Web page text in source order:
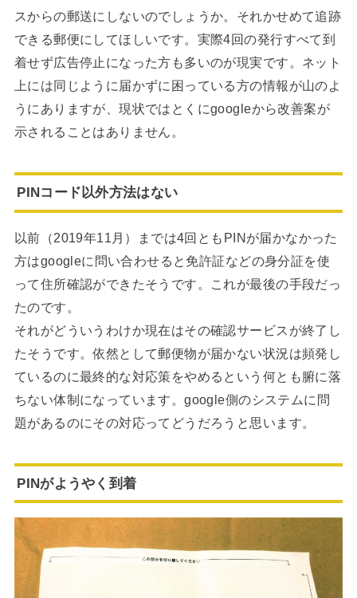
スからの郵送にしないのでしょうか。それかせめて追跡
できる郵便にしてほしいです。実際4回の発行すべて到
着せず広告停止になった方も多いのが現実です。ネット
上には同じように届かずに困っている方の情報が山のよ
うにありますが、現状ではとくにgoogleから改善案が
示されることはありません。
PINコード以外方法はない
以前（2019年11月）までは4回ともPINが届かなかった
方はgoogleに問い合わせると免許証などの身分証を使
って住所確認ができたそうです。これが最後の手段だっ
たのです。
それがどういうわけか現在はその確認サービスが終了し
たそうです。依然として郵便物が届かない状況は頻発し
ているのに最終的な対応策をやめるという何とも腑に落
ちない体制になっています。google側のシステムに問
題があるのにその対応ってどうだろうと思います。
PINがようやく到着